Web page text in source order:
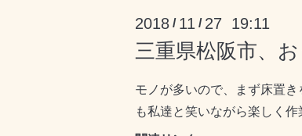
2018 / 11 / 27 19:11
三重県松阪市、
モノが多いので、まず床置
も私達と笑いながら楽しく